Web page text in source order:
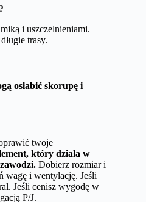
i uszczelnieniami.
trasy.
osłabić skorupę i
twoje
który działa w
Dobierz rozmiar i
wagę i wentylację. Jeśli
Jeśli cenisz wygodę w
P/J.